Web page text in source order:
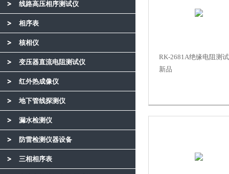
线路高压相序测试仪
相序表
核相仪
变压器直流电阻测试仪
红外热成像仪
地下管线探测仪
漏水检测仪
防雷检测仪器设备
三相相序表
RK-2681A绝缘电阻测
新品